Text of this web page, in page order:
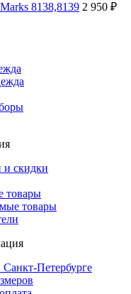
8138,8139 2 950 ₽
и скидки
товары
товары
Петербурге